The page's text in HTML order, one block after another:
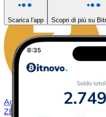
Acquistare ZCashcon
ZEC
Scarica l'app Scopri di più su